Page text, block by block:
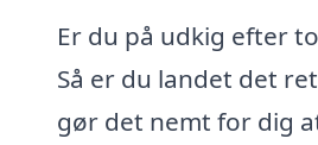
Er du på udkig efter
Så er du landet det
gør det nemt for dig